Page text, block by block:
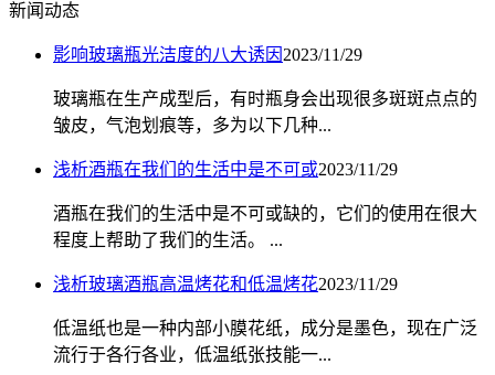
新闻动态
影响玻璃瓶光洁度的八大诱因 2023/11/29
玻璃瓶在生产成型后，有时瓶身会出现很多斑斑点点的
皱皮，气泡划痕等，多为以下几种...
浅析酒瓶在我们的生活中是不可或2023/11/29
酒瓶在我们的生活中是不可或缺的，它们的使用在很大
程度上帮助了我们的生活。 ...
浅析玻璃酒瓶高温烤花和低温烤花2023/11/29
低温纸也是一种内部小膜花纸，成分是墨色，现在广泛
流行于各行各业，低温纸张技能一...